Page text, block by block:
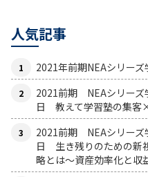
人気記事
2021年前期NEAシリーズ
2021前期 NEAシリー
日 教えて学習塾の集客
2021前期 NEAシリー
日 生き残りのための新
略とは〜資産効率化と収